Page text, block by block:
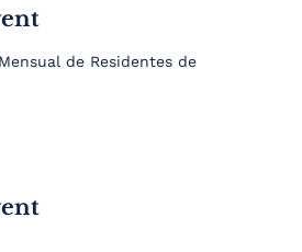
de Residentes de